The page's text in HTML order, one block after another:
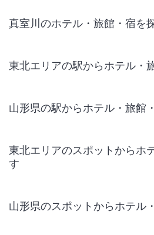
真室川のホテル・旅館・宿を
東北エリアの駅からホテル・
山形県の駅からホテル・旅館
東北エリアのスポットからホ
す
山形県のスポットからホテル